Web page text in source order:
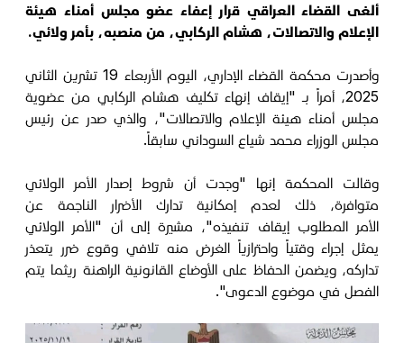
ألغى القضاء العراقي قرار إعفاء عضو مجلس أمناء هيئة
الإعلام والاتصالات، هشام الركابي، من منصبه، بأمر ولائي.
وأصدرت محكمة القضاء الإداري، اليوم الأربعاء 19 تشرين الثاني
2025، أمراً بـ "إيقاف إنهاء تكليف هشام الركابي من عضوية
مجلس أمناء هيئة الإعلام والاتصالات"، والذي صدر عن رئيس
مجلس الوزراء محمد شياع السوداني سابقاً.
وقالت المحكمة إنها "وجدت أن شروط إصدار الأمر الولائي
متوافرة، ذلك لعدم إمكانية تدارك الأضرار الناجمة عن
الأمر المطلوب إيقاف تنفيذه"، مشيرة إلى أن "الأمر الولائي
يمثل إجراء وقتياً واحترازياً الغرض منه تلافي وقوع ضرر يتعذر
تداركه، ويضمن الحفاظ على الأوضاع القانونية الراهنة ريثما يتم
الفصل في موضوع الدعوى".